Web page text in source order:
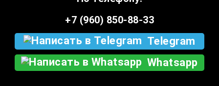
+7 (960) 850-88-33
Telegram
Whatsapp